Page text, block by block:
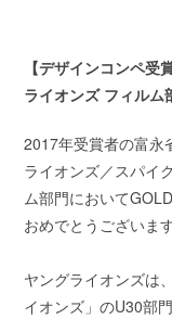
【デザインコンペ
ライオンズ フィルム
2017年受賞者の富永
ライオンズ／スパイ
ム部門において
おめでとうございます
ヤングライオンズは
イオンズ」のU30部門